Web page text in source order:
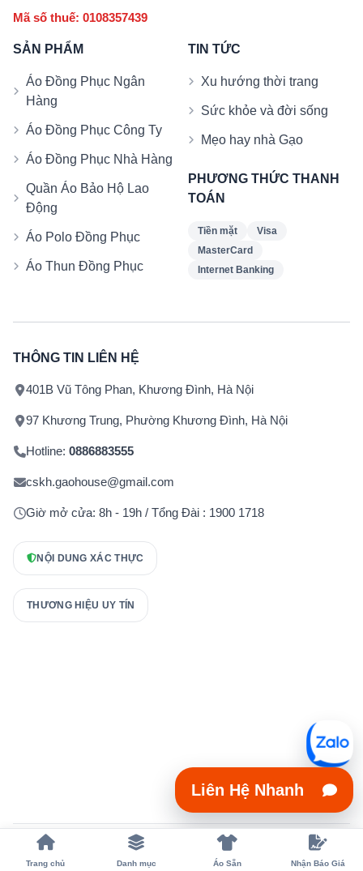
Mã số thuế: 0108357439
SẢN PHẨM
Áo Đồng Phục Ngân
Hàng
Áo Đồng Phục Công Ty
Áo Đồng Phục Nhà Hàng
Quần Áo Bảo Hộ Lao
Động
Áo Polo Đồng Phục
Áo Thun Đồng Phục
TIN TỨC
Xu hướng thời trang
Sức khỏe và đời sống
Mẹo hay nhà Gạo
PHƯƠNG THỨC THANH
TOÁN
Tiền mặt
Visa
MasterCard
Internet Banking
THÔNG TIN LIÊN HỆ
401B Vũ Tông Phan, Khương Đình, Hà Nội
97 Khương Trung, Phường Khương Đình, Hà Nội
Hotline: 0886883555
cskh.gaohouse@gmail.com
Giờ mở cửa: 8h - 19h / Tổng Đài : 1900 1718
NỘI DUNG XÁC THỰC
THƯƠNG HIỆU UY TÍN
Copyright 2023 © xuongmayaodongphuc.vn
Trang chủ Danh mục Áo Sẵn Nhận Báo Giá
Liên Hệ Nhanh